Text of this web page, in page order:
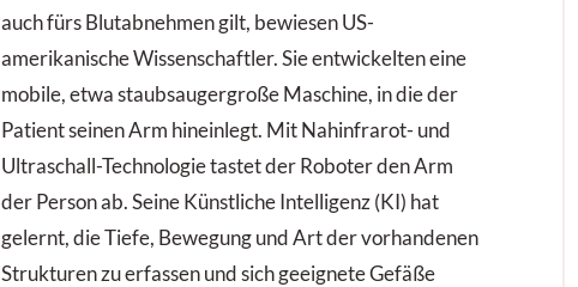
auch fürs Blutabnehmen gilt, bewiesen US-
amerikanische Wissenschaftler. Sie entwickelten eine
mobile, etwa staubsaugergroße Maschine, in die der
Patient seinen Arm hineinlegt. Mit Nahinfrarot- und
Ultraschall-Technologie tastet der Roboter den Arm
der Person ab. Seine Künstliche Intelligenz (KI) hat
gelernt, die Tiefe, Bewegung und Art der vorhandenen
Strukturen zu erfassen und sich geeignete Gefäße